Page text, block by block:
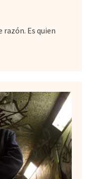
razón. Es quien